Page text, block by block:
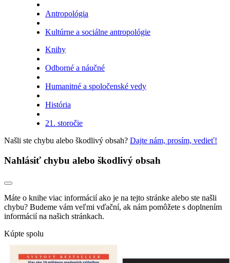
Antropológia
Kultúrne a sociálne antropológie
Knihy
Odborné a náučné
Humanitné a spoločenské vedy
História
21. storočie
Našli ste chybu alebo škodlivý obsah? Dajte nám, prosím, vedieť!
Nahlásiť chybu alebo škodlivý obsah
Máte o knihe viac informácií ako je na tejto stránke alebo ste našli
chybu? Budeme vám veľmi vďační, ak nám pomôžete s doplnením
informácií na našich stránkach.
Kúpte spolu